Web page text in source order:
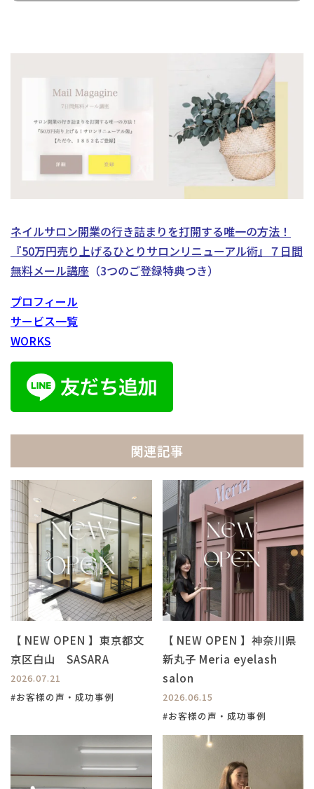
ネイルサロン開業の行き詰まりを打開する唯一の方法！
『50万円売り上げるひとりサロンリニューアル術』 ７日間
無料メール講座 （3つのご登録特典つき）
プロフィール
サービス一覧
WORKS
関連記事
【 NEW OPEN 】東京都文
京区白山 SASARA
2026.07.21
#お客様の声・成功事例
【 NEW OPEN 】神奈川県
新丸子 Meria eyelash
salon
2026.06.15
#お客様の声・成功事例